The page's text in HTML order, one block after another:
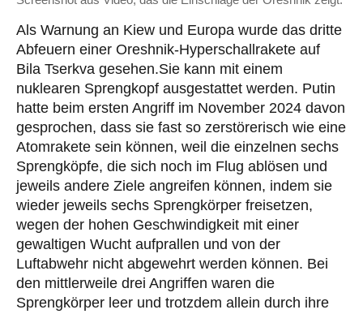
Als Warnung an Kiew und Europa wurde das dritte
Abfeuern einer Oreshnik-Hyperschallrakete auf
Bila Tserkva gesehen.Sie kann mit einem
nuklearen Sprengkopf ausgestattet werden. Putin
hatte beim ersten Angriff im November 2024 davon
gesprochen, dass sie fast so zerstörerisch wie eine
Atomrakete sein können, weil die einzelnen sechs
Sprengköpfe, die sich noch im Flug ablösen und
jeweils andere Ziele angreifen können, indem sie
wieder jeweils sechs Sprengkörper freisetzen,
wegen der hohen Geschwindigkeit mit einer
gewaltigen Wucht aufprallen und von der
Luftabwehr nicht abgewehrt werden können. Bei
den mittlerweile drei Angriffen waren die
Sprengkörper leer und trotzdem allein durch ihre